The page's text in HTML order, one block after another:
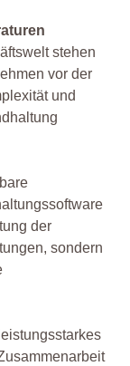
stehen
vor der
und
der
sondern